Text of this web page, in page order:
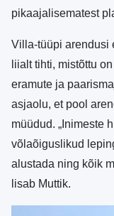
pikaajalisematest
Villa-tüüpi arendusi
liialt tihti, mistõttu
eramute ja
asjaolu, et pool
müüdud. „Inimeste
võlaõiguslikud
alustada ning kõik
lisab Muttik.